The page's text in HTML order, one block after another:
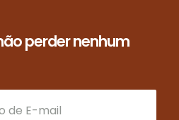
perder nenhum